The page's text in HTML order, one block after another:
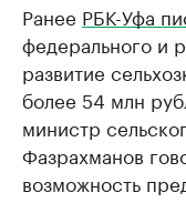
Ранее РБК-Уфа
федерального и
развитие
более 54 млн
министр
Фазрахманов
возможность